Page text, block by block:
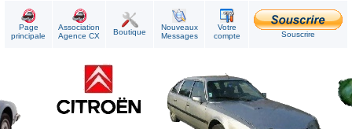
Page
principale
Association
Agence CX
Boutique
Nouveaux
Messages
Votre
compte
Souscrire